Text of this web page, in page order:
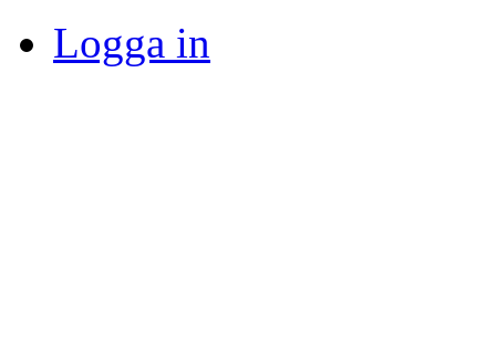
Logga in